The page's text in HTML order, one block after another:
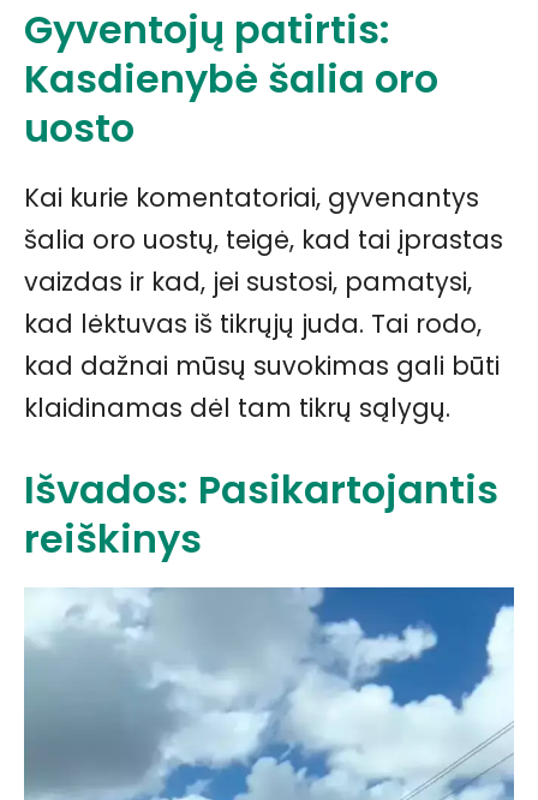
Gyventojų patirtis:
Kasdienybė šalia oro
uosto
Kai kurie komentatoriai, gyvenantys
šalia oro uostų, teigė, kad tai įprastas
vaizdas ir kad, jei sustosi, pamatysi,
kad lėktuvas iš tikrųjų juda. Tai rodo,
kad dažnai mūsų suvokimas gali būti
klaidinamas dėl tam tikrų sąlygų.
Išvados: Pasikartojantis
reiškinys